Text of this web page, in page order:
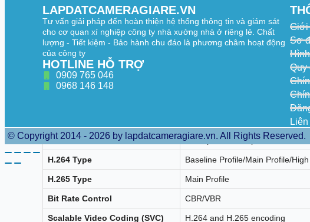
60 Hz: 30 fps (3200 × 1800,
Sub-Stream
50 Hz: 25 fps (1280 x 720, 640
60 Hz: 30 fps (1280 x 720, 640 ×
Third Stream
50 Hz: 10 fps (1920 × 1080,
60 Hz: 10 fps (1920 × 1080,
*Third stream is supported
Main stream: H.265/H.264/
*Third stream is supported under
Video Bit Rate 32 Kbps to 16 Mbps
H.264 Type Baseline Profile/Main Profile/
H.265 Type Main Profile
Bit Rate Control CBR/VBR
Scalable Video Coding (SVC) H.264 and H.265 encoding
LAPDATCAMERAGIARE.VN
Tư vấn giải pháp đến hoàn thiện hệ thống thông tin và giám sát
cho cơ quan xí nghiệp công ty nhà xưởng nhà ở riêng lẻ. Chất
lượng - Tiết kiệm - Bảo hành chu đáo là phương châm hoạt động
của công ty
HOTLINE HỖ TRỢ
0909 765 046
0968 146 148
Giới
Sơ
Quy
© Copyright 2014 - 2026 by lapdatcameragiare.vn. All Rights Reserved.